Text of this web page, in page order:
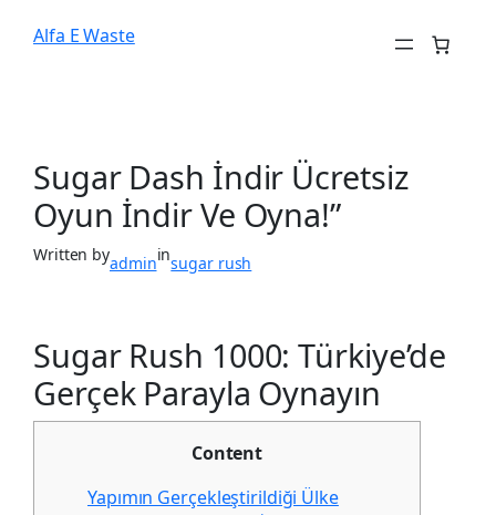
Alfa E Waste
Sugar Dash İndir Ücretsiz
Oyun İndir Ve Oyna!”
Written byadmininsugar rush
Sugar Rush 1000: Türkiye’de
Gerçek Parayla Oynayın
Content
Yapımın Gerçekleştirildiği Ülke